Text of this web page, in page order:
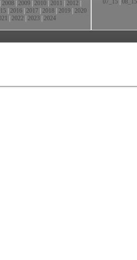
2008 2009 2010 2011 2012
2016 2017 2018 2019 2020
2022 2023| 2024
07_15 08_15